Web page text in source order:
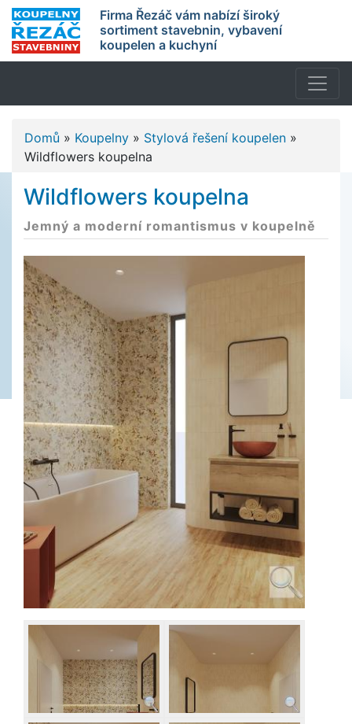
Firma Řezáč vám nabízí široký
sortiment stavebnin, vybavení
koupelen a kuchyní
Domů » Koupelny » Stylová řešení koupelen »
Wildflowers koupelna
Wildflowers koupelna
Jemný a moderní romantismus v koupelně